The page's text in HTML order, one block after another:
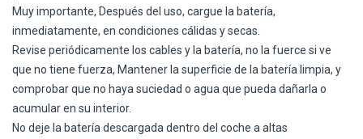
Muy importante, Después del uso, cargue la batería,
inmediatamente, en condiciones cálidas y secas.
Revise periódicamente los cables y la batería, no la fuerce si ve
que no tiene fuerza, Mantener la superficie de la batería limpia, y
comprobar que no haya suciedad o agua que pueda dañarla o
acumular en su interior.
No deje la batería descargada dentro del coche a altas